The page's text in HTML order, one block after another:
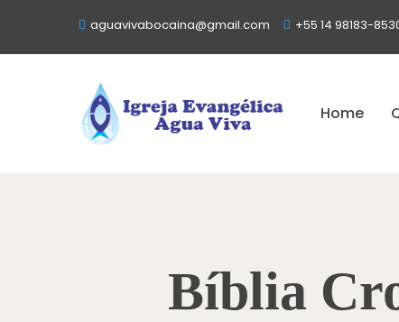
aguavivabocaina@gmail.com +55 14 98183-
Home
Bíblia